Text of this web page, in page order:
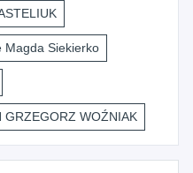
Magda Siekierko
GRZEGORZ WOŹNIAK